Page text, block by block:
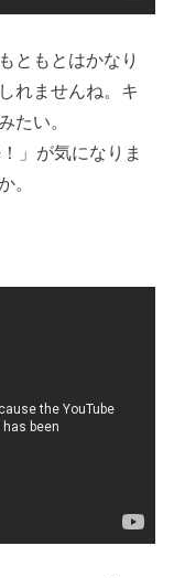
ともとはかなり
れませんね。キ
たい。
」が気になりま
。